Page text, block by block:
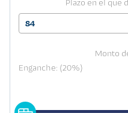
Plazo en el que
84
Monto
Enganche: (20%)